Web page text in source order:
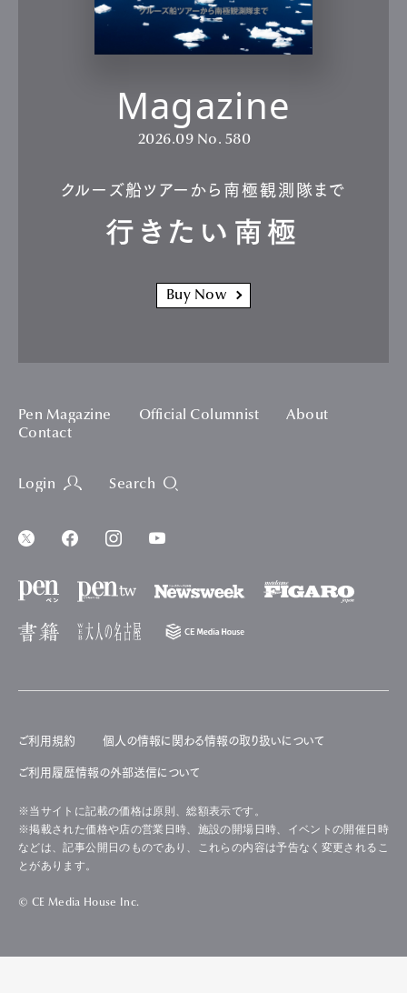
Magazine
2026.09 No. 580
クルーズ船ツアーから南極観測隊まで
行きたい南極
Buy Now
Pen Magazine Official Columnist
About
Contact
Login Search
ご利用規約 個人の情報に関わる情報の取り扱いについて
ご利用履歴情報の外部送信について
※当サイトに記載の価格は原則、総額表示です。
※掲載された価格や店の営業日時、施設の開場日時、イベントの開催日時
などは、記事公開日のものであり、これらの内容は予告なく変更されるこ
とがあります。
© CE Media House Inc.